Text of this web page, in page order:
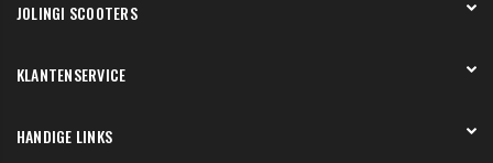
JOLINGI SCOOTERS
Onze showroom
KLANTENSERVICE
Verzending en bezorging
HANDIGE LINKS